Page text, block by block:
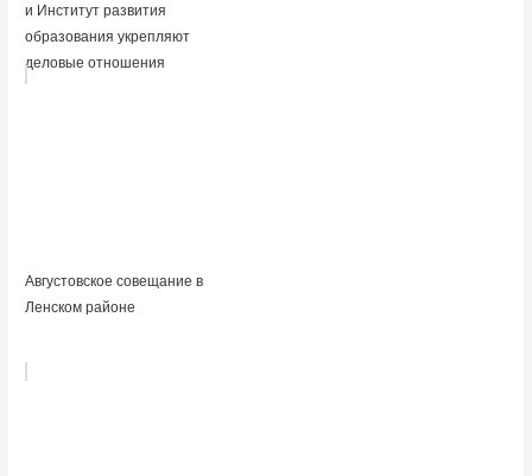
и Институт развития
образования укрепляют
деловые отношения
Августовское совещание в
Ленском районе